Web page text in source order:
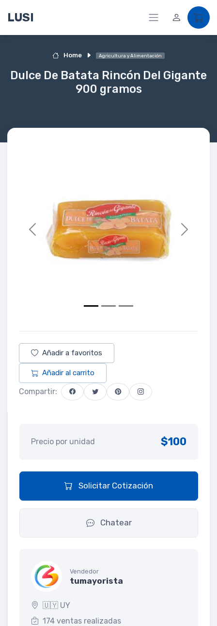
LUSI
Home Agricultura y Alimentación
Dulce De Batata Rincón Del Gigante
900 gramos
Previous Next
Añadir a favoritos
Añadir al carrito
Compartir:
Precio por unidad $100
Solicitar Cotización
Chatear
Vendedor
tumayorista
🇺🇾 UY
174 ventas realizadas